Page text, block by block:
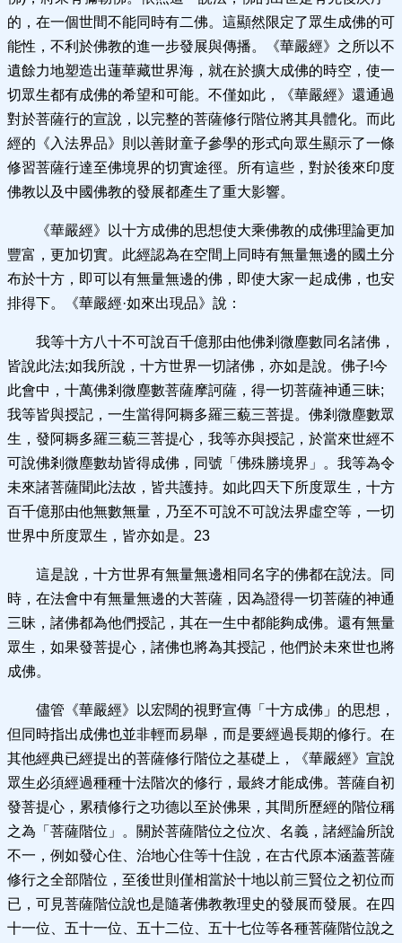
的，在一個世間不能同時有二佛。這顯然限定了眾生成佛的可
能性，不利於佛教的進一步發展與傳播。《華嚴經》之所以不
遺餘力地塑造出蓮華藏世界海，就在於擴大成佛的時空，使一
切眾生都有成佛的希望和可能。不僅如此，《華嚴經》還通過
對於菩薩行的宣說，以完整的菩薩修行階位將其具體化。而此
經的《入法界品》則以善財童子參學的形式向眾生顯示了一條
修習菩薩行達至佛境界的切實途徑。所有這些，對於後來印度
佛教以及中國佛教的發展都產生了重大影響。
《華嚴經》以十方成佛的思想使大乘佛教的成佛理論更加
豐富，更加切實。此經認為在空間上同時有無量無邊的國土分
布於十方，即可以有無量無邊的佛，即使大家一起成佛，也安
排得下。《華嚴經·如來出現品》說：
我等十方八十不可說百千億那由他佛剎微塵數同名諸佛，
皆說此法;如我所說，十方世界一切諸佛，亦如是說。佛子!今
此會中，十萬佛剎微塵數菩薩摩訶薩，得一切菩薩神通三昧;
我等皆與授記，一生當得阿耨多羅三藐三菩提。佛剎微塵數眾
生，發阿耨多羅三藐三菩提心，我等亦與授記，於當來世經不
可說佛剎微塵數劫皆得成佛，同號「佛殊勝境界」。我等為令
未來諸菩薩聞此法故，皆共護持。如此四天下所度眾生，十方
百千億那由他無數無量，乃至不可說不可說法界虛空等，一切
世界中所度眾生，皆亦如是。23
這是說，十方世界有無量無邊相同名字的佛都在說法。同
時，在法會中有無量無邊的大菩薩，因為證得一切菩薩的神通
三昧，諸佛都為他們授記，其在一生中都能夠成佛。還有無量
眾生，如果發菩提心，諸佛也將為其授記，他們於未來世也將
成佛。
儘管《華嚴經》以宏闊的視野宣傳「十方成佛」的思想，
但同時指出成佛也並非輕而易舉，而是要經過長期的修行。在
其他經典已經提出的菩薩修行階位之基礎上，《華嚴經》宣說
眾生必須經過種種十法階次的修行，最終才能成佛。菩薩自初
發菩提心，累積修行之功德以至於佛果，其間所歷經的階位稱
之為「菩薩階位」。關於菩薩階位之位次、名義，諸經論所說
不一，例如發心住、治地心住等十住說，在古代原本涵蓋菩薩
修行之全部階位，至後世則僅相當於十地以前三賢位之初位而
已，可見菩薩階位說也是隨著佛教教理史的發展而發展。在四
十一位、五十一位、五十二位、五十七位等各種菩薩階位說之